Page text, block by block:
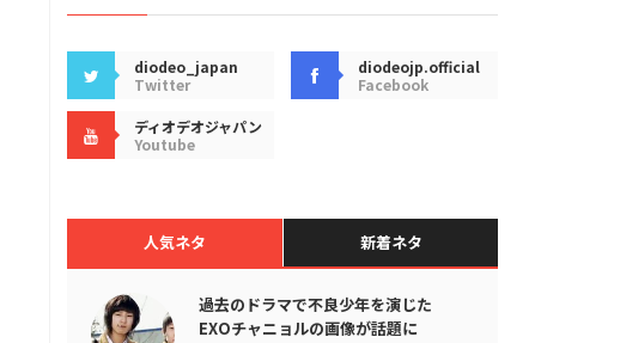
diodeo_japan
Twitter
diodeojp.official
Facebook
ディオデオジャパン
Youtube
人気ネタ 新着ネタ
過去のドラマで不良少年を演じた
EXOチャニョルの画像が話題に